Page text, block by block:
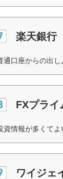
楽天銀行
通口座からの出し
FXプラ
資情報が多くてよ
ワイジェ